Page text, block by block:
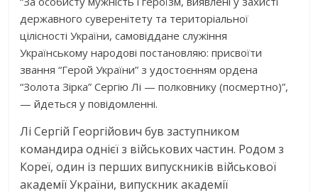
державного суверенітету та територіальної
цілісності України, самовіддане служіння
Українському народові постановляю: присвоїти
звання “Герой України” з удостоєнням ордена
“Золота Зірка” Сергію Лі — полковнику (посмертно)”,
— йдеться у повідомленні.
Лі Сергій Георгійович був заступником
командира однієї з військових частин. Родом з
Кореї, один із перших випускників військової
академії України, випускник академії